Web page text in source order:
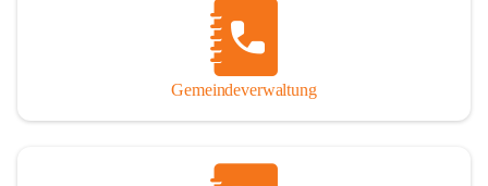
Von 1971 bis 1991 gehörte Wörterberg zur Gemeinde
Ollersdorf. Durch den Einsatz von mehreren Ortsansässigen
wurde Wörterberg 1991 wieder eine eigenständige
Die Gemeinde liegt im Südburgenland im Nordwesten des
Gemeindeverwaltung